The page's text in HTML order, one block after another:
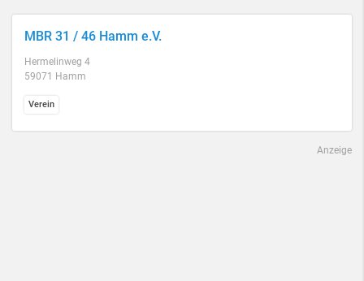
MBR 31 / 46 Hamm e.V.
Hermelinweg 4
59071 Hamm
Verein
Anzeige